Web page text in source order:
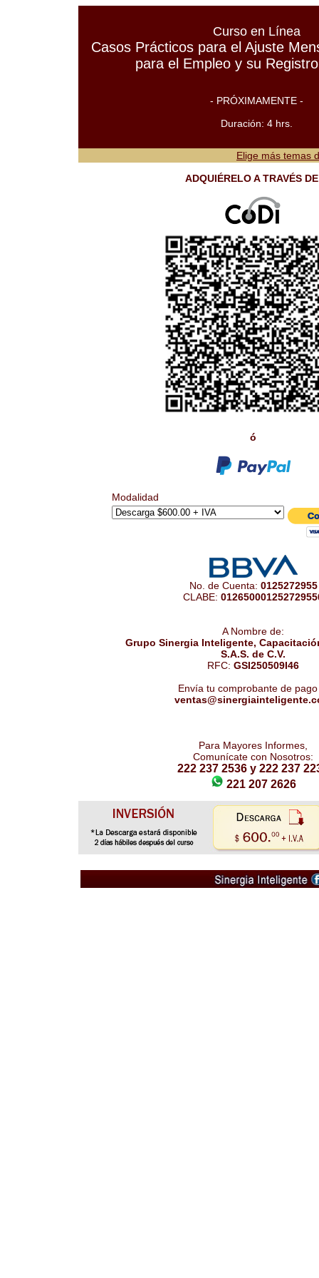
Curso en Línea
Casos Prácticos para el Ajuste
para el Empleo y su
- PRÓXIMAMENTE -
Duración: 4 hrs.
Elige más temas
ADQUIÉRELO A TRAVÉS
ó
Modalidad
No. de Cuenta: 0125272955
CLABE:
A Nombre de:
Grupo Sinergia Inteligente,
S.A.S. de C.V.
RFC: GSI250509I46
Envía tu comprobante de
Para Mayores Informes,
Comunícate con Nosotros:
222 237 2536 y 222 237
221 207 2626